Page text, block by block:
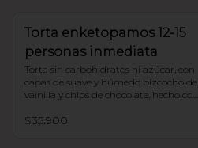
Torta enketopamos 12-15
personas inmediata
Torta sin carbohidratos ni azúcar, con
capas de suave y húmedo bizcocho de
vainilla y chips de chocolate, hecho con
rellena con frosting queso crema y
$35.900